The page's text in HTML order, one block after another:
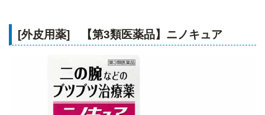
[外皮用薬] 【第3類医薬品】ニノキュア